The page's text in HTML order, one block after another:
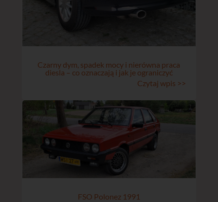
Czarny dym, spadek mocy i nierówna praca
diesla – co oznaczają i jak je ograniczyć
Czytaj wpis >>
FSO Polonez 1991